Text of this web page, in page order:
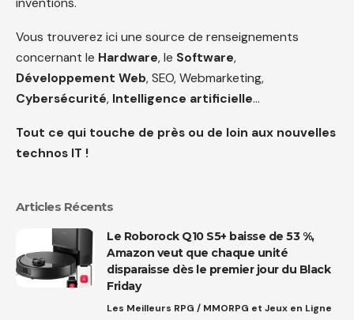
Vous trouverez ici une source de renseignements
concernant le Hardware, le Software,
Développement Web, SEO, Webmarketing,
Cybersécurité, Intelligence artificielle…
Tout ce qui touche de près ou de loin aux nouvelles
technos IT !
Articles Récents
Le Roborock Q10 S5+ baisse de 53 %,
Amazon veut que chaque unité
disparaisse dès le premier jour du Black
Friday
Les Meilleurs RPG / MMORPG et Jeux en Ligne